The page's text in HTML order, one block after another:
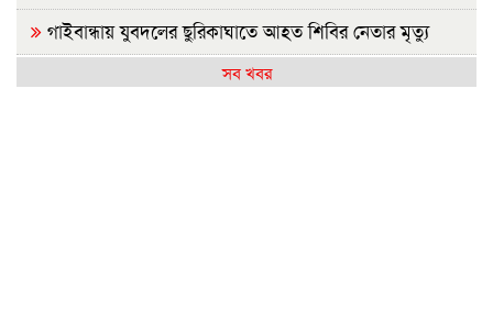
গাইবান্ধায় যুবদলের ছুরিকাঘাতে আহত শিবির নেতার মৃত্যু
নাশকতার পরিকল্পনা করছেন পলাতক হাসিনা
সব খবর